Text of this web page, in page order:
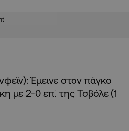
Έμεινε στον πάγκο
με 2-0 επί της Τσβόλε (1